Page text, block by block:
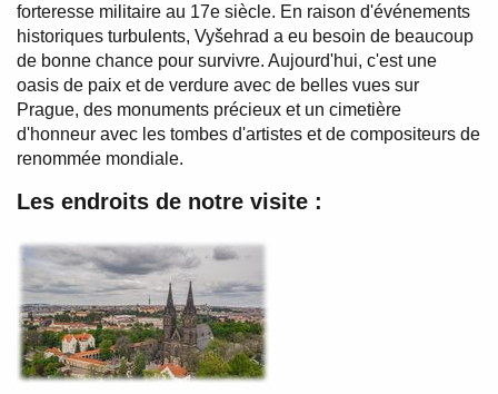
forteresse militaire au 17e siècle. En raison d'événements
historiques turbulents, Vyšehrad a eu besoin de beaucoup
de bonne chance pour survivre. Aujourd'hui, c'est une
oasis de paix et de verdure avec de belles vues sur
Prague, des monuments précieux et un cimetière
d'honneur avec les tombes d'artistes et de compositeurs de
renommée mondiale.
Les endroits de notre visite :